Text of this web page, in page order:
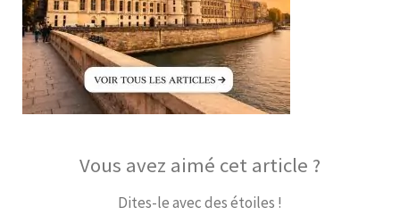
Vous avez aimé cet article ?
Dites-le avec des étoiles !